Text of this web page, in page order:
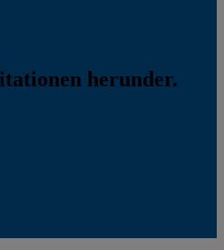
herunder.